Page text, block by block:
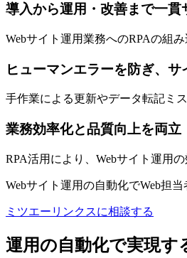
導入から運用・改善まで一貫
Webサイト運用業務へのRPAの組
ヒューマンエラーを防ぎ、
手作業による更新やデータ転記ミ
業務効率化と品質向上を両立
RPA活用により、Webサイト運用
Webサイト運用の自動化でWeb担
ミツエーリンクスに相談する
運用の自動化で実現す